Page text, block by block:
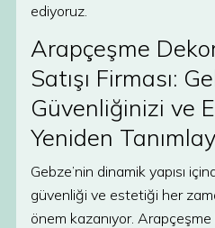
ediyoruz.
Arapçeşme
Satışı Firması:
Güvenliğinizi ve
Yeniden
Gebze’nin dinamik yapısı
güvenliği ve estetiği her
önem kazanıyor. Arapçeşme